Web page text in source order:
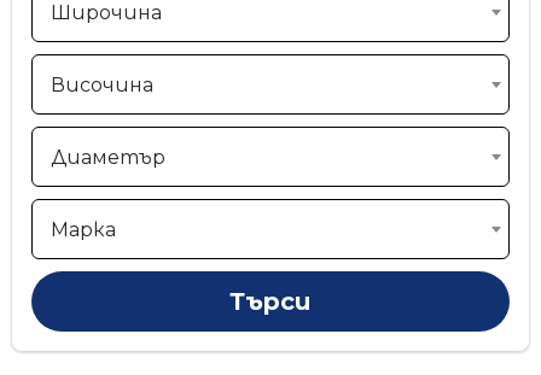
Широчина
Височина
Диаметър
Марка